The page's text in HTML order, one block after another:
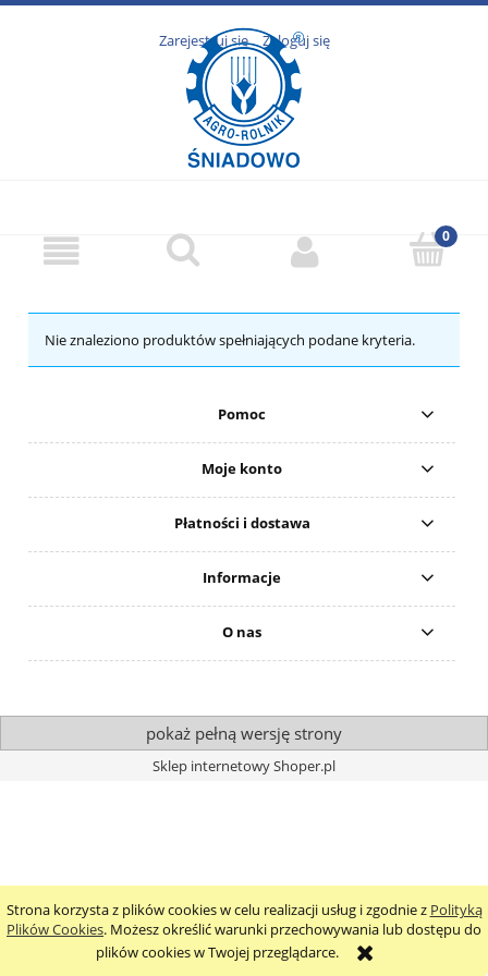
Strona korzysta z plików cookies w celu realizacji usług i zgodnie z Polityką
Plików Cookies. Możesz określić warunki przechowywania lub dostępu do
plików cookies w Twojej przeglądarce.
Zarejestruj się Zaloguj się
Nie znaleziono produktów spełniających podane kryteria.
Pomoc
Moje konto
Płatności i dostawa
Informacje
O nas
pokaż pełną wersję strony
Sklep internetowy Shoper.pl